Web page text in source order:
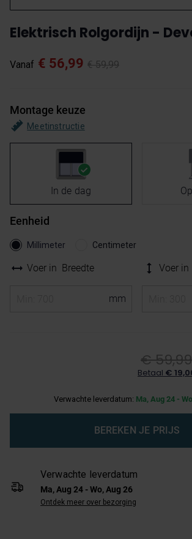
Elektrisch Rolgordijn -
Vanaf € 59,99
€ 56,99
Montage keuze
Meetinstructie
In de dag
Eenheid
Millimeter Centimeter
Voer in Breedte Voer in
€ 59,99
Betaal €
Verwachte leverdatum: Ma, Aug 24 -
BEREKEN JE PRIJS
Verwachte leverdatum
Ma, Aug 24 - Wo, Aug 26
Ontdek meer over bezorging